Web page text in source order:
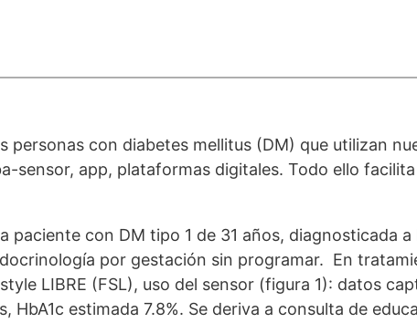
personas con diabetes mellitus (DM) que utilizan
sensor, app, plataformas digitales. Todo ello
paciente con DM tipo 1 de 31 años, diagnosticada
por gestación sin programar. En
LIBRE (FSL), uso del sensor (figura 1): datos
HbA1c estimada 7.8%. Se deriva a consulta de